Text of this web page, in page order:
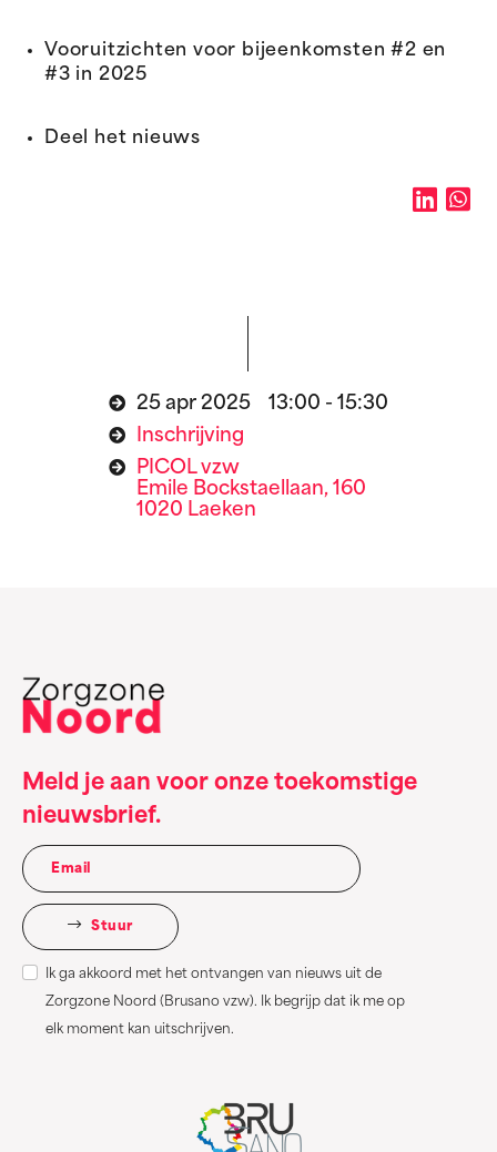
Vooruitzichten voor bijeenkomsten #2 en
#3 in 2025
Deel het nieuws
25 apr 2025 13:00 - 15:30
Inschrijving
PICOL vzw
Emile Bockstaellaan, 160
1020 Laeken
Meld je aan voor onze toekomstige
nieuwsbrief.
Stuur
Ik ga akkoord met het ontvangen van nieuws uit de
Zorgzone Noord (Brusano vzw). Ik begrijp dat ik me op
elk moment kan uitschrijven.